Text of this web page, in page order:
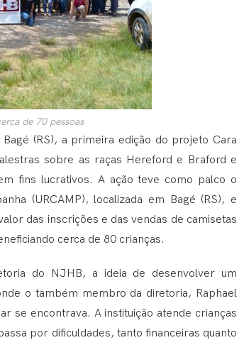
de 70 pessoas
(RS), a primeira edição do projeto Cara
sobre as raças Hereford e Braford e
fins lucrativos. A ação teve como palco o
(URCAMP), localizada em Bagé (RS), e
das inscrições e das vendas de camisetas
cerca de 80 crianças.
do NJHB, a ideia de desenvolver um
o também membro da diretoria, Raphael
se encontrava. A instituição atende crianças
por dificuldades, tanto financeiras quanto